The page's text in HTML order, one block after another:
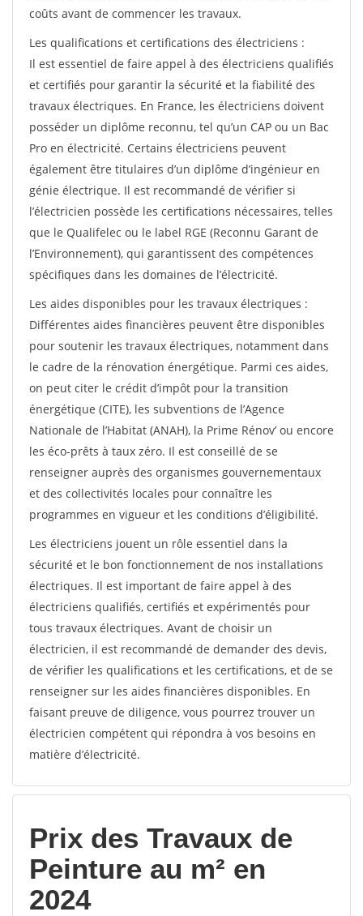
coûts avant de commencer les travaux.
Les qualifications et certifications des électriciens :
Il est essentiel de faire appel à des électriciens qualifiés
et certifiés pour garantir la sécurité et la fiabilité des
travaux électriques. En France, les électriciens doivent
posséder un diplôme reconnu, tel qu’un CAP ou un Bac
Pro en électricité. Certains électriciens peuvent
également être titulaires d’un diplôme d’ingénieur en
génie électrique. Il est recommandé de vérifier si
l’électricien possède les certifications nécessaires, telles
que le Qualifelec ou le label RGE (Reconnu Garant de
l’Environnement), qui garantissent des compétences
spécifiques dans les domaines de l’électricité.
Les aides disponibles pour les travaux électriques :
Différentes aides financières peuvent être disponibles
pour soutenir les travaux électriques, notamment dans
le cadre de la rénovation énergétique. Parmi ces aides,
on peut citer le crédit d’impôt pour la transition
énergétique (CITE), les subventions de l’Agence
Nationale de l’Habitat (ANAH), la Prime Rénov’ ou encore
les éco-prêts à taux zéro. Il est conseillé de se
renseigner auprès des organismes gouvernementaux
et des collectivités locales pour connaître les
programmes en vigueur et les conditions d’éligibilité.
Les électriciens jouent un rôle essentiel dans la
sécurité et le bon fonctionnement de nos installations
électriques. Il est important de faire appel à des
électriciens qualifiés, certifiés et expérimentés pour
tous travaux électriques. Avant de choisir un
électricien, il est recommandé de demander des devis,
de vérifier les qualifications et les certifications, et de se
renseigner sur les aides financières disponibles. En
faisant preuve de diligence, vous pourrez trouver un
électricien compétent qui répondra à vos besoins en
matière d’électricité.
Prix des Travaux de
Peinture au m² en
2024